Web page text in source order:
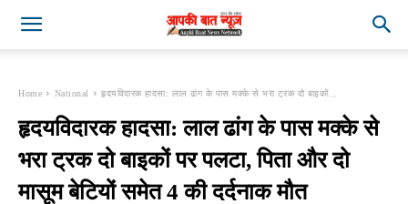
Home National हृदयविदारक हादसा: लाल ढांग के पास मक्के से भरा ट्रक दो बाइकों...
हृदयविदारक हादसा: लाल ढांग के पास मक्के से
भरा ट्रक दो बाइकों पर पलटा, पिता और दो
मासूम बेटियों समेत 4 की दर्दनाक मौत